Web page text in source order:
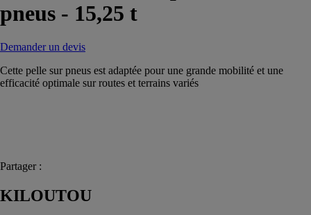
pneus - 15,25 t
Demander un devis
Cette pelle sur pneus est adaptée pour une grande mobilité et une
efficacité optimale sur routes et terrains variés
Partager :
KILOUTOU